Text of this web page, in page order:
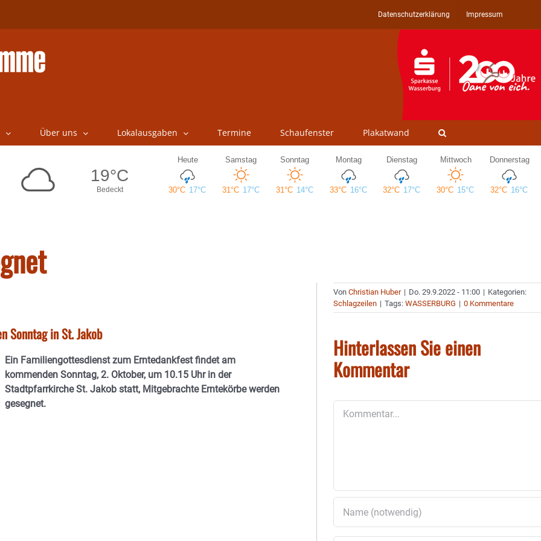
Datenschutzerklärung Impressum
Über uns Lokalausgaben Termine Schaufenster Plakatwand
Sonntag in St. Jakob
Ein Familiengottesdienst zum Erntedankfest findet am
kommenden Sonntag, 2. Oktober, um 10.15 Uhr in der
Stadtpfarrkirche St. Jakob statt, Mitgebrachte Erntekörbe werden
gesegnet.
VonChristian Huber | Do. 29.9.2022 - 11:00 | Kategorien:
Schlagzeilen | Tags:WASSERBURG | 0 Kommentare
Hinterlassen Sie einen
Kommentar